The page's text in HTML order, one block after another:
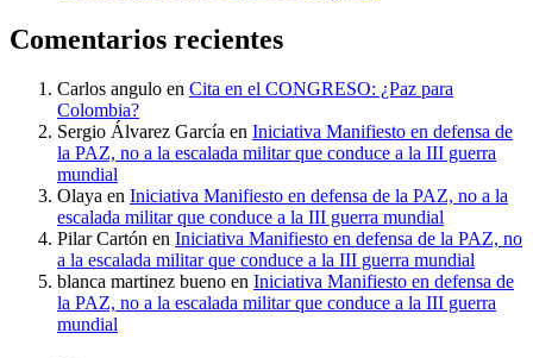
Comentarios recientes
Carlos angulo en Cita en el CONGRESO: ¿Paz para
Colombia?
Sergio Álvarez García en Iniciativa Manifiesto en defensa de
la PAZ, no a la escalada militar que conduce a la III guerra
mundial
Olaya en Iniciativa Manifiesto en defensa de la PAZ, no a la
escalada militar que conduce a la III guerra mundial
Pilar Cartón en Iniciativa Manifiesto en defensa de la PAZ, no
a la escalada militar que conduce a la III guerra mundial
blanca martinez bueno en Iniciativa Manifiesto en defensa de
la PAZ, no a la escalada militar que conduce a la III guerra
mundial